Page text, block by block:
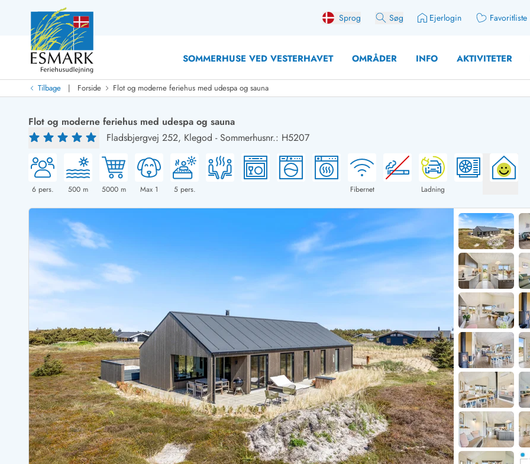
Sprog Søg Ejerlogin Favoritliste
SOMMERHUSE VED VESTERHAVET OMRÅDER INFO AKTIVITETER
Last Minute
Last minute
Nyheder
Nyheder hos Esmark Med swimmingpool Sommerhuse med hund
Nyrenoverede sommerhuse
Sommerhuse med slutrengøring inklusive
Sommerhuse tæt ved vandet
Nybyggede sommerhuse
Sommerhuse med sauna
Røgfrie/ikke-ryger sommerhuse
Sommerhuse med udsigt
Sommerhuse med spa
Sommerhuse med fredagsskift
Sommerhuse med lørdagsskift
Sommerhuse med søndagsskift
Sommerhuse med plads til fangsten
Sommerhuse med ydersæsonrabat
Sommerhuse for 2 personer
Sommerhuse for 4 Personer
Sommerhuse for 10
Sommerhuse for 12
Sommerhuse for 14
Sommerhuse i
Sommerhuse i
Sommerhuse i
Sommerhuse i vinterferien
Sommerhuse i juleferien
Sommerhuse til nytår
Sommerhuse i BjerregårdSommerhuse i BlåvandSommerhuse i Hvide SandeSommerhuse i Søndervig
Sommerhuse i Årgab
Sommerhuse i Arrild
Sommerhuse i Bjerregård
Sommerhuse i Blåvand
Sommerhuse i Bork Havn
Sommerhuse i Fjand
Sommerhuse på Fanø
Sommerhuse i Grærup Strand
Sommerhuse i Haurvig
Sommerhuse i Henne Strand
Sommerhuse i Ho
Sommerhuse i Houstrup
Sommerhuse i Houvig
Sommerhus på Holmsland Klit
Sommerhuse på Holmsland
Sommerhuse i Hvide Sande
Sommerhuse i Jegum
Sommerhuse i Klegod
Sommerhuse i Lodbjerg
Sommerhuse i Nr.
Sommerhuse på Rømø
Sommerhuse i Søndervig
Sommerhuse i
Sommerhuse i
Sommerhuse i Vedersø
Sommerhuse i Vejers
Sommerhuse i Vester
Tilbage | Forside Flot og moderne feriehus med udespa og sauna
Flot og moderne feriehus med udespa og sauna
Fladsbjergvej 252, Klegod -Sommerhusnr.: H5207
6pers. 500 m 5000m Max 1 5pers. Fibernet Ladning